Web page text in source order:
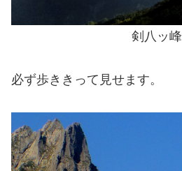
剣八ッ峰
必ず歩ききって見せます。